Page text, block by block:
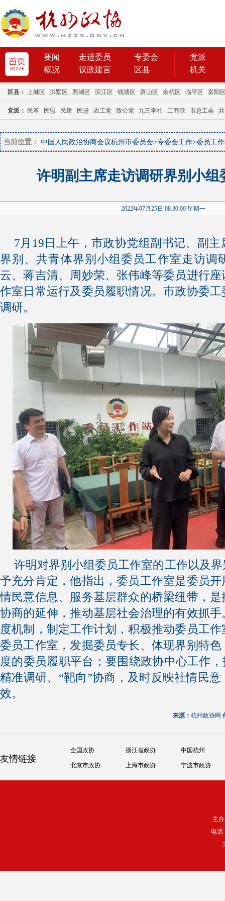
当前位置： 中国人民政治协商会议杭州市委员会>专委会工作>委员工
许明副主席走访调研界别小组
2022年07月25日 08:30:00 星期一
7月19日上午，市政协党组副书记、副
界别、共青体界别小组委员工作室走访调
云、蒋吉清、周妙荣、张伟峰等委员进行
作室日常运行及委员履职情况。市政协委
调研。
许明对界别小组委员工作室的工作以及
予充分肯定，他指出，委员工作室是委员
情民意信息、服务基层群众的桥梁纽带，
协商的延伸，推动基层社会治理的有效抓
度机制，制定工作计划，积极推动委员工
委员工作室，发掘委员专长、体现界别特
度的委员履职平台；要围绕政协中心工作
精准调研、“靶向”协商，及时反映社情民
效。
来源： 杭州政协网